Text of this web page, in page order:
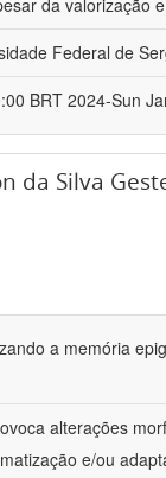
da valorização
Federal de
BRT 2024-Sun
da Silva
a memória
alterações
e/ou